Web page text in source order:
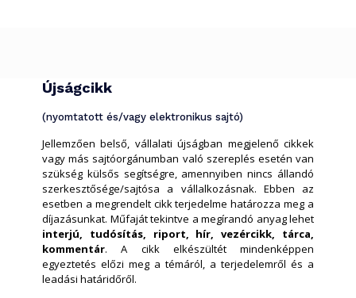
Újságcikk
(nyomtatott és/vagy elektronikus sajtó)
Jellemzően belső, vállalati újságban megjelenő cikkek
vagy más sajtóorgánumban való szereplés esetén van
szükség külsős segítségre, amennyiben nincs állandó
szerkesztősége/sajtósa a vállalkozásnak. Ebben az
esetben a megrendelt cikk terjedelme határozza meg a
díjazásunkat. Műfaját tekintve a megírandó anyag lehet
interjú, tudósítás, riport, hír, vezércikk, tárca,
kommentár. A cikk elkészültét mindenképpen
egyeztetés előzi meg a témáról, a terjedelemről és a
leadási határidőről.